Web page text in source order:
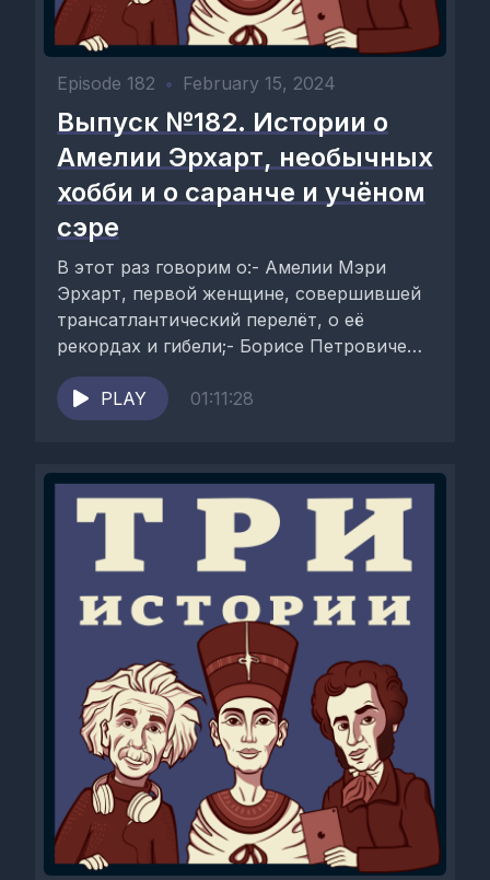
Episode 182 • February 15, 2024
Выпуск №182. Истории о
Амелии Эрхарт, необычных
хобби и о саранче и учёном
сэре
В этот раз говорим о:- Амелии Мэри
Эрхарт, первой женщине, совершившей
трансатлантический перелёт, о её
рекордах и гибели;- Борисе Петровиче
Уварове, всемирно известном
энтомологе,...
PLAY 01:11:28